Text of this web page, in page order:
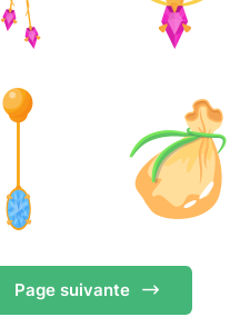
Page suivante